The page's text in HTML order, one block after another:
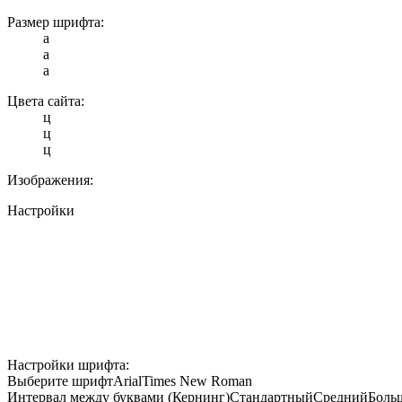
Размер шрифта:
a
a
a
Цвета сайта:
ц
ц
ц
Изображения:
Настройки
Настройки шрифта:
Выберите шрифтArialTimes New Roman
Интервал между буквами (Кернинг)СтандартныйСредний